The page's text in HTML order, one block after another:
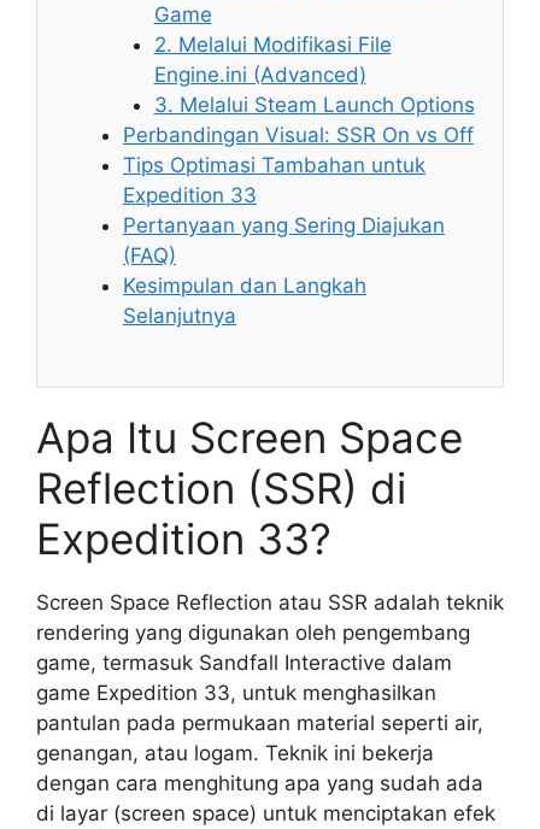
Game
2. Melalui Modifikasi File
Engine.ini (Advanced)
3. Melalui Steam Launch Options
Perbandingan Visual: SSR On vs Off
Tips Optimasi Tambahan untuk
Expedition 33
Pertanyaan yang Sering Diajukan
(FAQ)
Kesimpulan dan Langkah
Selanjutnya
Apa Itu Screen Space
Reflection (SSR) di
Expedition 33?
Screen Space Reflection atau SSR adalah teknik
rendering yang digunakan oleh pengembang
game, termasuk Sandfall Interactive dalam
game Expedition 33, untuk menghasilkan
pantulan pada permukaan material seperti air,
genangan, atau logam. Teknik ini bekerja
dengan cara menghitung apa yang sudah ada
di layar (screen space) untuk menciptakan efek